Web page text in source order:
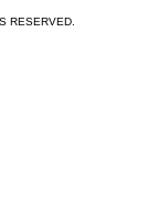
RESERVED.